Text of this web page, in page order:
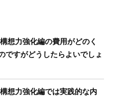
想力強化編の費用がどのく
ですがどうしたらよいでしょ
想力強化編では実践的な内